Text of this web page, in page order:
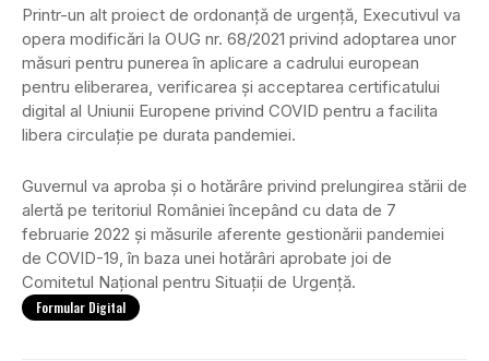
Printr-un alt proiect de ordonanţă de urgenţă, Executivul va
opera modificări la OUG nr. 68/2021 privind adoptarea unor
măsuri pentru punerea în aplicare a cadrului european
pentru eliberarea, verificarea şi acceptarea certificatului
digital al Uniunii Europene privind COVID pentru a facilita
libera circulaţie pe durata pandemiei.
Guvernul va aproba şi o hotărâre privind prelungirea stării de
alertă pe teritoriul României începând cu data de 7
februarie 2022 şi măsurile aferente gestionării pandemiei
de COVID-19, în baza unei hotărâri aprobate joi de
Comitetul Naţional pentru Situaţii de Urgenţă.
Formular Digital